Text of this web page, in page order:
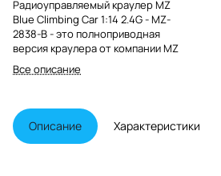
Радиоуправляемый краулер MZ
Blue Climbing Car 1:14 2.4G - MZ-
2838-B - это полноприводная
версия краулера от компании MZ
Все описание
Описание Характеристики